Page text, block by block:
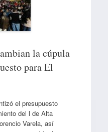
la cúpula
para El
el presupuesto
del l de Alta
Varela, así